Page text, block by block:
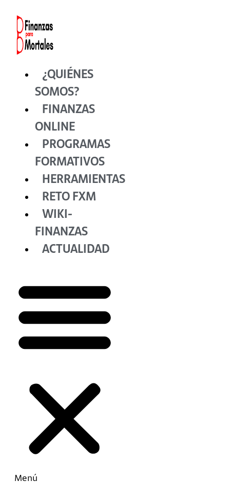
contenido
¿QUIÉNES
SOMOS?
FINANZAS
ONLINE
PROGRAMAS
FORMATIVOS
HERRAMIENTAS
RETO FXM
WIKI-
FINANZAS
ACTUALIDAD
Menú